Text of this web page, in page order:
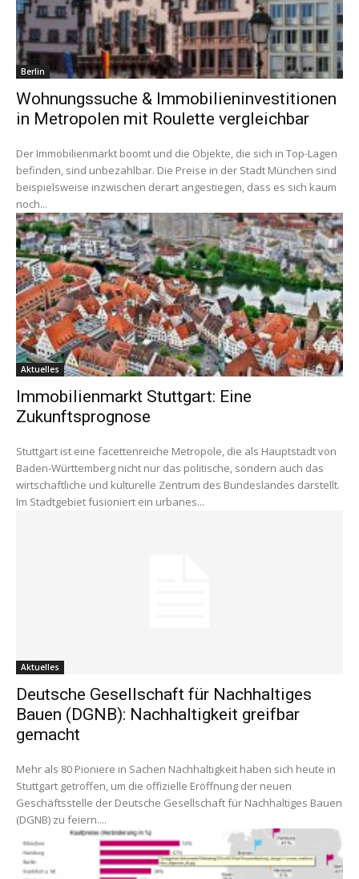
Berlin
Wohnungssuche & Immobilieninvestitionen
in Metropolen mit Roulette vergleichbar
Der Immobilienmarkt boomt und die Objekte, die sich in Top-Lagen
befinden, sind unbezahlbar. Die Preise in der Stadt München sind
beispielsweise inzwischen derart angestiegen, dass es sich kaum
noch...
Aktuelles
Immobilienmarkt Stuttgart: Eine
Zukunftsprognose
Stuttgart ist eine facettenreiche Metropole, die als Hauptstadt von
Baden-Württemberg nicht nur das politische, sondern auch das
wirtschaftliche und kulturelle Zentrum des Bundeslandes darstellt.
Im Stadtgebiet fusioniert ein urbanes...
Aktuelles
Deutsche Gesellschaft für Nachhaltiges
Bauen (DGNB): Nachhaltigkeit greifbar
gemacht
Mehr als 80 Pioniere in Sachen Nachhaltigkeit haben sich heute in
Stuttgart getroffen, um die offizielle Eröffnung der neuen
Geschäftsstelle der Deutsche Gesellschaft für Nachhaltiges Bauen
(DGNB) zu feiern....